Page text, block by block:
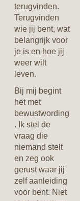
terugvinden.
Terugvinden
wie jij bent, wat
belangrijk voor
je is en hoe jij
weer wilt
leven.
Bij mij begint
het met
bewustwording
. Ik stel de
vraag die
niemand stelt
en zeg ook
gerust waar jij
zelf aanleiding
voor bent. Niet